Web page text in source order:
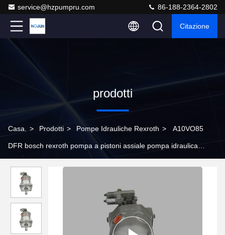
service@hzpumpru.com 86-188-2364-2802
Citazione
prodotti
Casa. > Prodotti > Pompe Idrauliche Rexroth > A10VO85
DFR bosch rexroth pompa a pistoni assiale pompa idraulica